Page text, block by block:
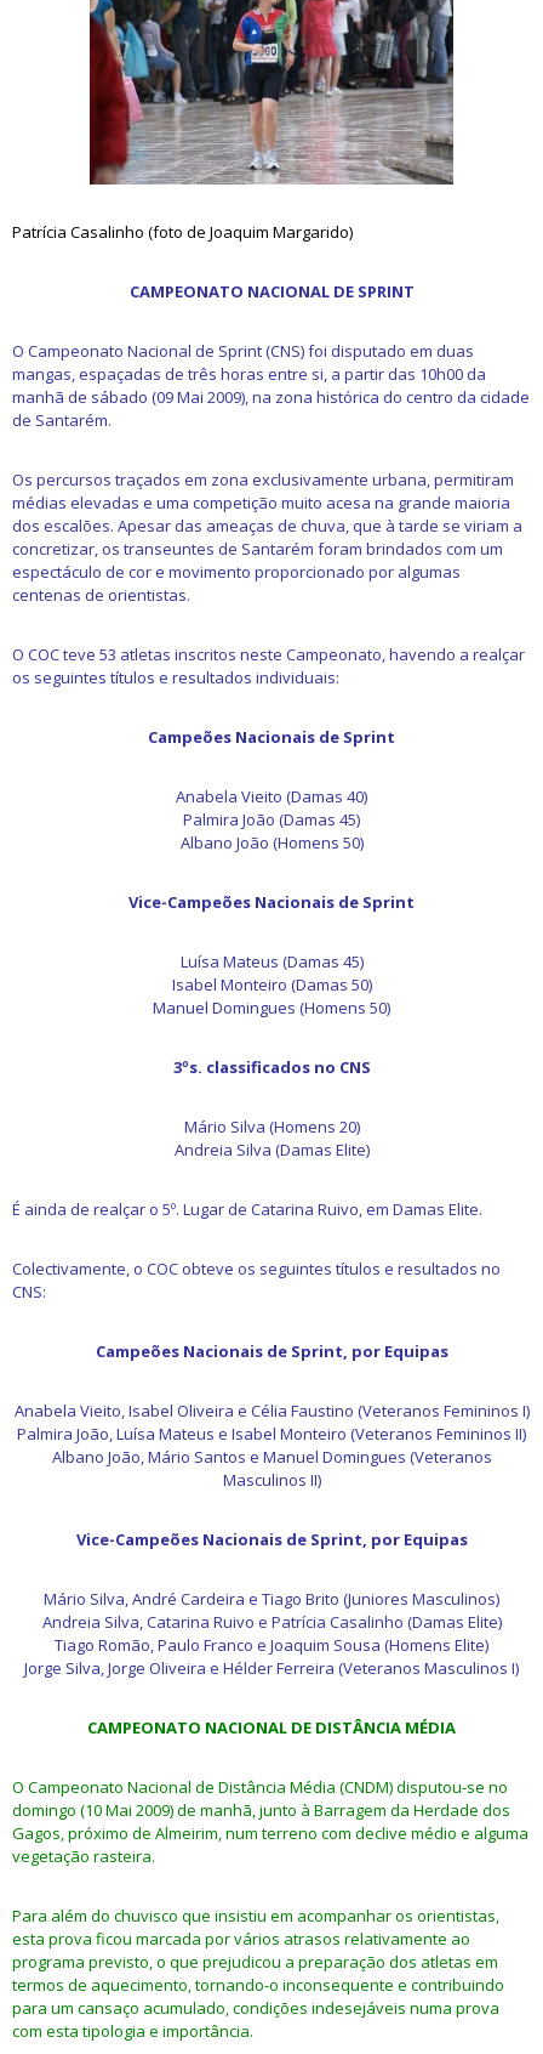
Patrícia Casalinho (foto de Joaquim Margarido)
CAMPEONATO NACIONAL DE SPRINT
O Campeonato Nacional de Sprint (CNS) foi disputado em duas
mangas, espaçadas de três horas entre si, a partir das 10h00 da
manhã de sábado (09 Mai 2009), na zona histórica do centro da cidade
de Santarém.
Os percursos traçados em zona exclusivamente urbana, permitiram
médias elevadas e uma competição muito acesa na grande maioria
dos escalões. Apesar das ameaças de chuva, que à tarde se viriam a
concretizar, os transeuntes de Santarém foram brindados com um
espectáculo de cor e movimento proporcionado por algumas
centenas de orientistas.
O COC teve 53 atletas inscritos neste Campeonato, havendo a realçar
os seguintes títulos e resultados individuais:
Campeões Nacionais de Sprint
Anabela Vieito (Damas 40)
Palmira João (Damas 45)
Albano João (Homens 50)
Vice-Campeões Nacionais de Sprint
Luísa Mateus (Damas 45)
Isabel Monteiro (Damas 50)
Manuel Domingues (Homens 50)
3ºs. classificados no CNS
Mário Silva (Homens 20)
Andreia Silva (Damas Elite)
É ainda de realçar o 5º. Lugar de Catarina Ruivo, em Damas Elite.
Colectivamente, o COC obteve os seguintes títulos e resultados no
CNS:
Campeões Nacionais de Sprint, por Equipas
Anabela Vieito, Isabel Oliveira e Célia Faustino (Veteranos Femininos I)
Palmira João, Luísa Mateus e Isabel Monteiro (Veteranos Femininos II)
Albano João, Mário Santos e Manuel Domingues (Veteranos
Masculinos II)
Vice-Campeões Nacionais de Sprint, por Equipas
Mário Silva, André Cardeira e Tiago Brito (Juniores Masculinos)
Andreia Silva, Catarina Ruivo e Patrícia Casalinho (Damas Elite)
Tiago Romão, Paulo Franco e Joaquim Sousa (Homens Elite)
Jorge Silva, Jorge Oliveira e Hélder Ferreira (Veteranos Masculinos I)
CAMPEONATO NACIONAL DE DISTÂNCIA MÉDIA
O Campeonato Nacional de Distância Média (CNDM) disputou-se no
domingo (10 Mai 2009) de manhã, junto à Barragem da Herdade dos
Gagos, próximo de Almeirim, num terreno com declive médio e alguma
vegetação rasteira.
Para além do chuvisco que insistiu em acompanhar os orientistas,
esta prova ficou marcada por vários atrasos relativamente ao
programa previsto, o que prejudicou a preparação dos atletas em
termos de aquecimento, tornando-o inconsequente e contribuindo
para um cansaço acumulado, condições indesejáveis numa prova
com esta tipologia e importância.